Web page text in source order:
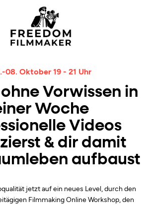
08. Oktober 19 - 21 Uhr
Vorwissen in
Woche
Videos
& dir damit
aufbaust
jetzt auf ein neues Level, durch den
Filmmaking Online Workshop, den